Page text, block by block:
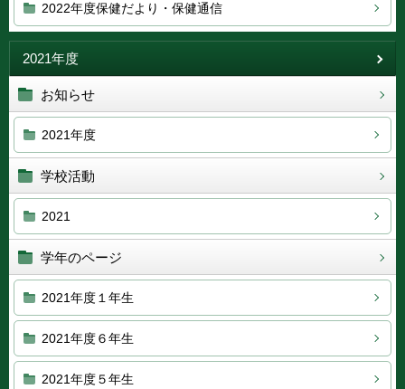
2022年度保健だより・保健通信
2021年度
お知らせ
2021年度
学校活動
2021
学年のページ
2021年度１年生
2021年度６年生
2021年度５年生